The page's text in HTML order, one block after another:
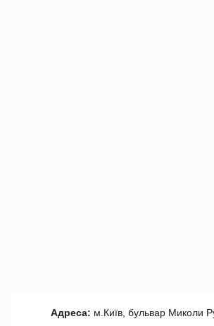
Адреса: м.Київ, бульвар Миколи